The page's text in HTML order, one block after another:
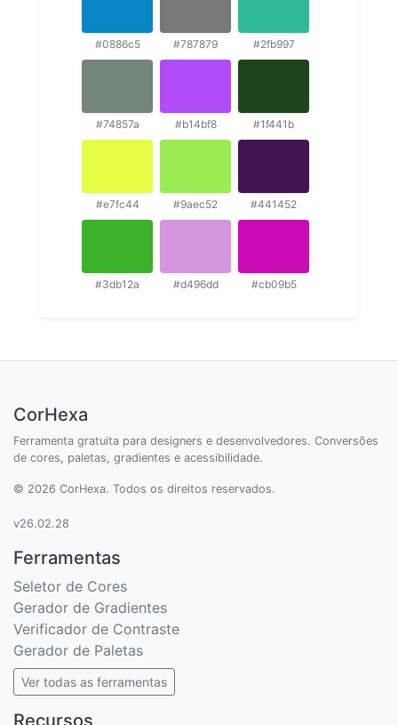
#0886c5 #787879 #2fb997
#74857a #b14bf8 #1f441b
#e7fc44 #9aec52 #441452
#3db12a #d496dd #cb09b5
CorHexa
Ferramenta gratuita para designers e desenvolvedores. Conversões
de cores, paletas, gradientes e acessibilidade.
© 2026 CorHexa. Todos os direitos reservados.
v26.02.28
Ferramentas
Seletor de Cores
Gerador de Gradientes
Verificador de Contraste
Gerador de Paletas
Ver todas as ferramentas
Recursos